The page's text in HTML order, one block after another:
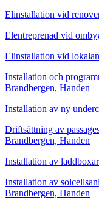
Elinstallation vid
Elentreprenad vid
Elinstallation vid
Installation och
Brandbergen, Handen
Installation av ny
Driftsättning av
Brandbergen, Handen
Installation av
Installation av
Brandbergen, Handen